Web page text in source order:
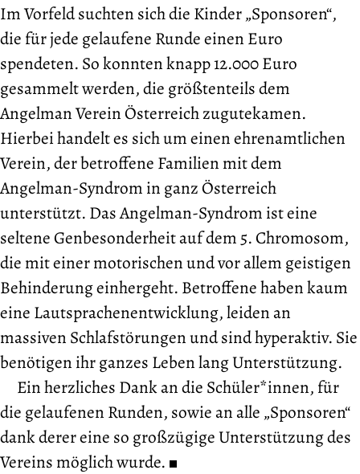
Im Vorfeld suchten sich die Kinder „Sponsoren“,
die für jede gelaufene Runde einen Euro
spendeten. So konnten knapp 12.000 Euro
gesammelt werden, die größtenteils dem
Angelman Verein Österreich zugutekamen.
Hierbei handelt es sich um einen ehrenamtlichen
Verein, der betroffene Familien mit dem
Angelman-Syndrom in ganz Österreich
unterstützt. Das Angelman-Syndrom ist eine
seltene Genbesonderheit auf dem 5. Chromosom,
die mit einer motorischen und vor allem geistigen
Behinderung einhergeht. Betroffene haben kaum
eine Lautsprachenentwicklung, leiden an
massiven Schlafstörungen und sind hyperaktiv. Sie
benötigen ihr ganzes Leben lang Unterstützung.
Ein herzliches Dank an die Schüler*innen, für
die gelaufenen Runden, sowie an alle „Sponsoren“
dank derer eine so großzügige Unterstützung des
Vereins möglich wurde.